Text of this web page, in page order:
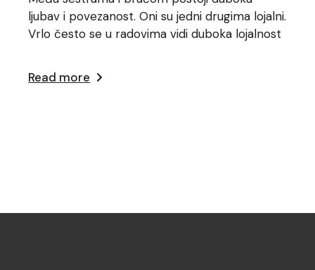
ljubav i povezanost. Oni su jedni drugima lojalni.
Vrlo često se u radovima vidi duboka lojalnost
Read more